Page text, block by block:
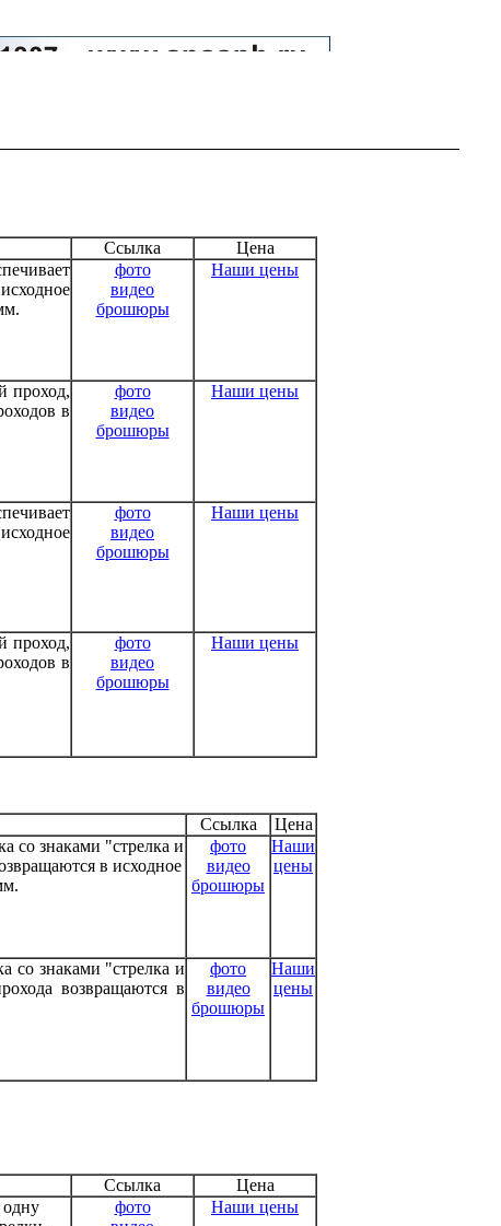
Ссылка
Цена
фото
видео
брошюры
Наши цены
проход,
в
фото
видео
брошюры
Наши цены
фото
видео
брошюры
Наши цены
проход,
в
фото
видео
брошюры
Наши цены
Ссылка
Цена
со знаками "стрелка и
в исходное
фото
видео
брошюры
Наши
цены
со знаками "стрелка и
возвращаются в
фото
видео
брошюры
Наши
цены
Ссылка
Цена
одну
фото
Наши цены